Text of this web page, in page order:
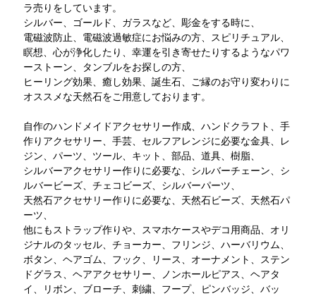
ラ売りをしています。
シルバー、ゴールド、ガラスなど、彫金をする時に、
電磁波防止、電磁波過敏症にお悩みの方、スピリチュアル、
瞑想、心が浄化したり、幸運を引き寄せたりするようなパワ
ーストーン、タンブルをお探しの方、
ヒーリング効果、癒し効果、誕生石、ご縁のお守り変わりに
オススメな天然石をご用意しております。
自作のハンドメイドアクセサリー作成、ハンドクラフト、手
作りアクセサリー、手芸、セルフアレンジに必要な金具、レ
ジン、パーツ、ツール、キット、部品、道具、樹脂、
シルバーアクセサリー作りに必要な、シルバーチェーン、シ
ルバービーズ、チェコビーズ、シルバーパーツ、
天然石アクセサリー作りに必要な、天然石ビーズ、天然石パ
ーツ、
他にもストラップ作りや、スマホケースやデコ用商品、オリ
ジナルのタッセル、チョーカー、フリンジ、ハーバリウム、
ボタン、ヘアゴム、フック、リース、オーナメント、ステン
ドグラス、ヘアアクセサリー、ノンホールピアス、ヘアタ
イ、リボン、ブローチ、刺繍、フープ、ピンバッジ、バッ